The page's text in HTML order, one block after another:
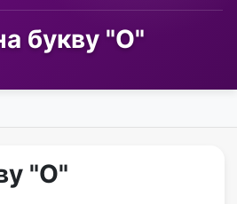
букву "О"
"О"